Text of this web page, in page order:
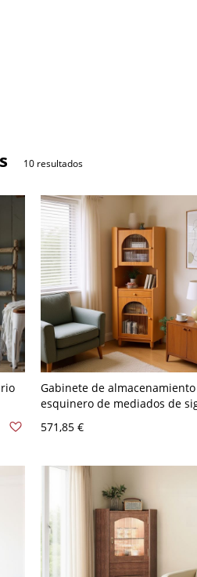
10 resultados
y
Gabinete de almacenamiento
esquinero de mediados de
acabado de madera con
de vidrio templado acanalado,
571,85 €